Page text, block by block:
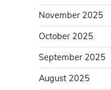
November 2025
October 2025
September 2025
August 2025